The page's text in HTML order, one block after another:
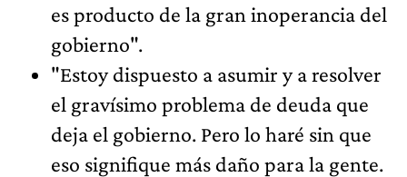
es producto de la gran inoperancia del
gobierno".
"Estoy dispuesto a asumir y a resolver
el gravísimo problema de deuda que
deja el gobierno. Pero lo haré sin que
eso signifique más daño para la gente.